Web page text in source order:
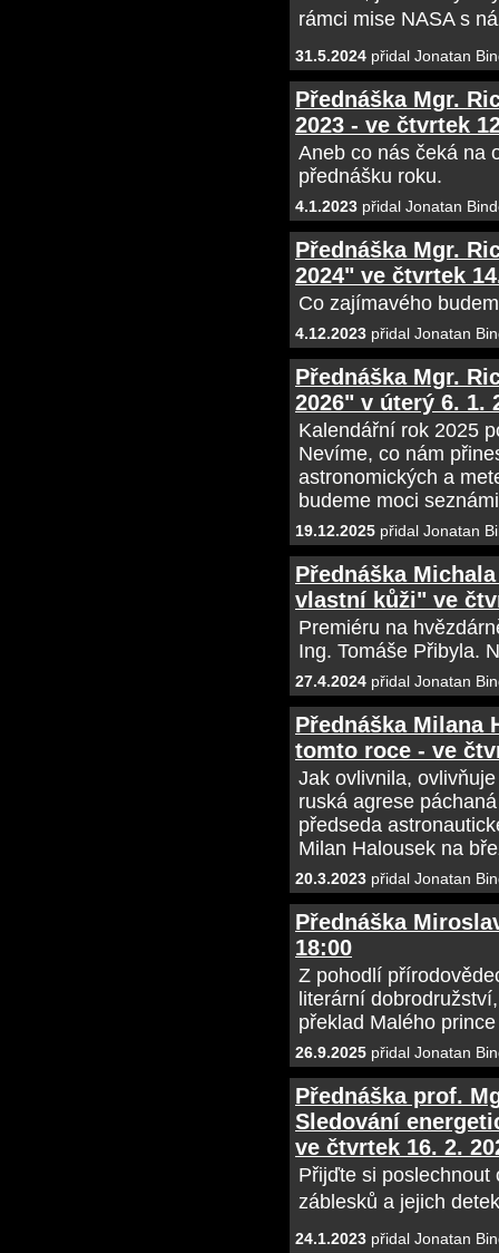
rámci mise NASA s
31.5.2024 přidal Jonatan
Přednáška Mgr.
2023 - ve čtvrtek
Aneb co nás čeká na
přednášku roku.
4.1.2023 přidal Jonatan
Přednáška Mgr.
2024" ve čtvrtek
Co zajímavého
4.12.2023 přidal Jonatan
Přednáška Mgr.
2026" v úterý 6. 1.
Kalendářní rok 2025
Nevíme, co nám
astronomických a
budeme moci
19.12.2025 přidal Jonatan
Přednáška
vlastní kůži" ve
Premiéru na
Ing. Tomáše Přibyla.
27.4.2024 přidal Jonatan
Přednáška Milana
tomto roce - ve
Jak ovlivnila,
ruská agrese
předseda
Milan Halousek na
20.3.2023 přidal Jonatan
Přednáška
18:00
Z pohodlí
literární
překlad Malého
26.9.2025 přidal Jonatan
Přednáška prof.
Sledování
ve čtvrtek 16. 2.
Přijďte si poslechnout
záblesků a jejich
24.1.2023 přidal Jonatan